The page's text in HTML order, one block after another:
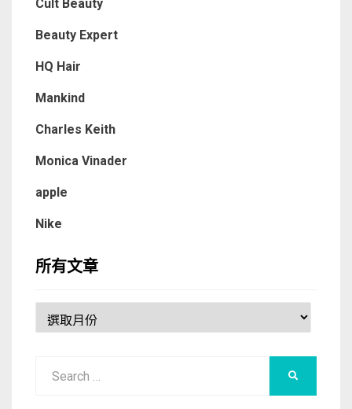
Cult Beauty
Beauty Expert
HQ Hair
Mankind
Charles Keith
Monica Vinader
apple
Nike
所有文章
有